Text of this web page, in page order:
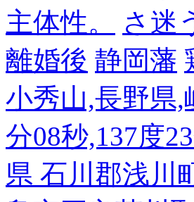
主体性。
さ迷
離婚後 静岡藩
小秀山,長野県,
分08秒,137度
県 石川郡浅川